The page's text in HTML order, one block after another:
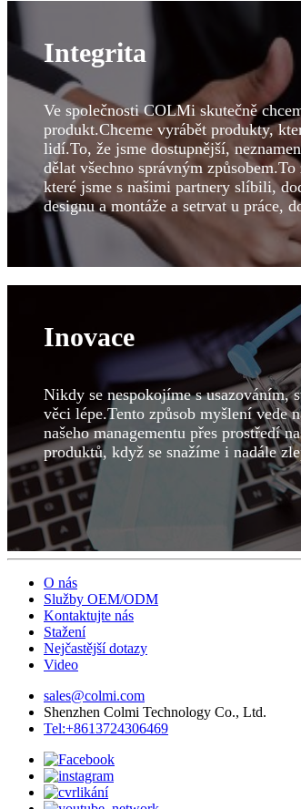
Integrita
Ve společnosti COLMi skutečně
produkt.Chceme vyrábět produkty,
lidí.To, že jsme dostupnější,
dělat všechno správným
které jsme s našimi partnery slíbili,
designu a montáže a setrvat u práce,
Inovace
Nikdy se nespokojíme s usazováním,
věci lépe.Tento způsob myšlení vede
našeho managementu přes prostředí
produktů, když se snažíme i nadále
O nás
Služby OEM/ODM
Kontaktujte nás
Stažení
Nejčastější dotazy
Video
sales@colmi.com
Shenzhen Colmi Technology Co., Ltd.
Tel:+8613724306469